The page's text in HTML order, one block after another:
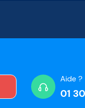
Aide ?
01